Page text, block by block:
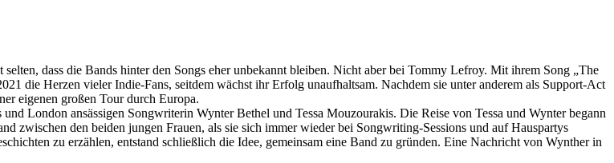
dass die Bands hinter den Songs eher unbekannt bleiben. Nicht aber bei Tommy Lefroy. Mit ihrem Song „The
die Herzen vieler Indie-Fans, seitdem wächst ihr Erfolg unaufhaltsam. Nachdem sie unter anderem als Support-Act
eigenen großen Tour durch Europa.
London ansässigen Songwriterin Wynter Bethel und Tessa Mouzourakis. Die Reise von Tessa und Wynter begann
zwischen den beiden jungen Frauen, als sie sich immer wieder bei Songwriting-Sessions und auf Hauspartys
zu erzählen, entstand schließlich die Idee, gemeinsam eine Band zu gründen. Eine Nachricht von Wynther in